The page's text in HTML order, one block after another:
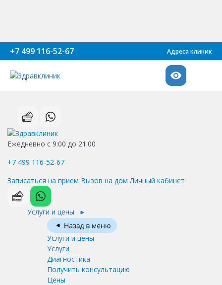
+7 499 116-52-67 Адреса клиник
Ежедневно с 9:00 до 21:00
+7 499 116-52-67
Записаться на прием Вызов на дом Личный кабинет
Услуги и цены
Услуги и цены
Услуги
Диагностика
Получить консультацию
Цены